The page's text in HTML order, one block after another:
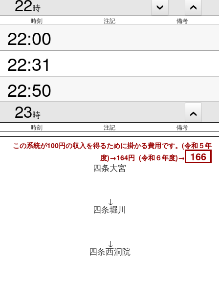
時
時刻 注記 備考
22:00
22:31
22:50
23時
時刻 注記 備考
この系統が100円の収入を得るために掛かる費用です。(令和５年
度)→164円 (令和６年度)→
166
四条大宮
↓
四条堀川
↓
四条西洞院